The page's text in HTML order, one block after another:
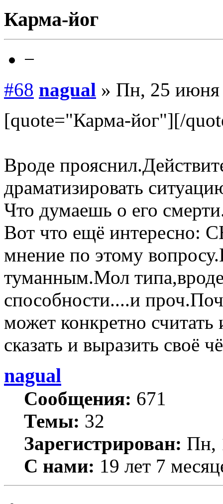
Карма-йог
−
#68 nagual » Пн, 25 июня
[quote="Карма-йог"][/
Вроде
драматизировать
Что думаешь о его
Вот что ещё интересно:
мнение по этому
туманным.Мол типа,вроде
способности....и
может конкретно
сказать и выразить своё
nagual
Сообщения: 671
Темы: 32
Зарегистрирован: Пн,
С нами: 19 лет 7